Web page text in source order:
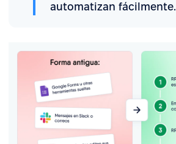
automatizan fácilmente.